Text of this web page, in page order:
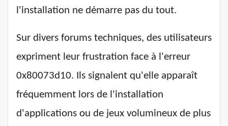
l'installation ne démarre pas du tout.
Sur divers forums techniques, des utilisateurs
expriment leur frustration face à l'erreur
0x80073d10. Ils signalent qu'elle apparaît
fréquemment lors de l'installation
d'applications ou de jeux volumineux de plus